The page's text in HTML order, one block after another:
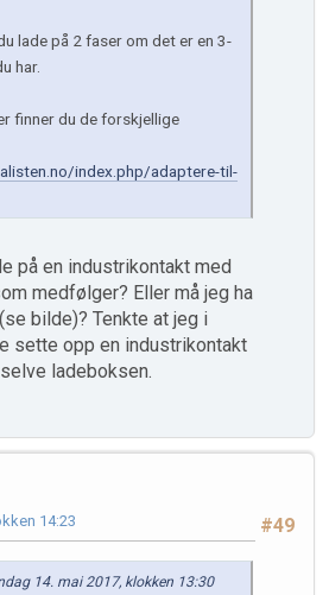
lade på 2 faser om det er en 3-
har.
finner du de forskjellige
index.php/adaptere-til-
på en industrikontakt med
medfølger? Eller må jeg ha
bilde)? Tenkte at jeg i
sette opp en industrikontakt
ladeboksen.
#49
14:23
14. mai 2017, klokken 13:30